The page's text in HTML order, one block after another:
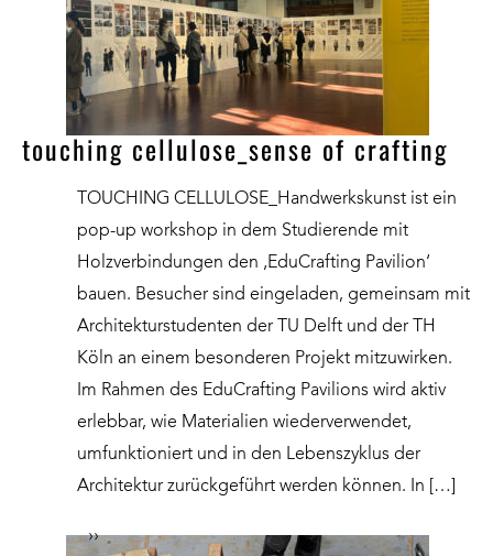
touching cellulose_sense of crafting
TOUCHING CELLULOSE_Handwerkskunst ist ein
pop-up workshop in dem Studierende mit
Holzverbindungen den ‚EduCrafting Pavilion‘
bauen. Besucher sind eingeladen, gemeinsam mit
Architekturstudenten der TU Delft und der TH
Köln an einem besonderen Projekt mitzuwirken.
Im Rahmen des EduCrafting Pavilions wird aktiv
erlebbar, wie Materialien wiederverwendet,
umfunktioniert und in den Lebenszyklus der
Architektur zurückgeführt werden können. In […]
››